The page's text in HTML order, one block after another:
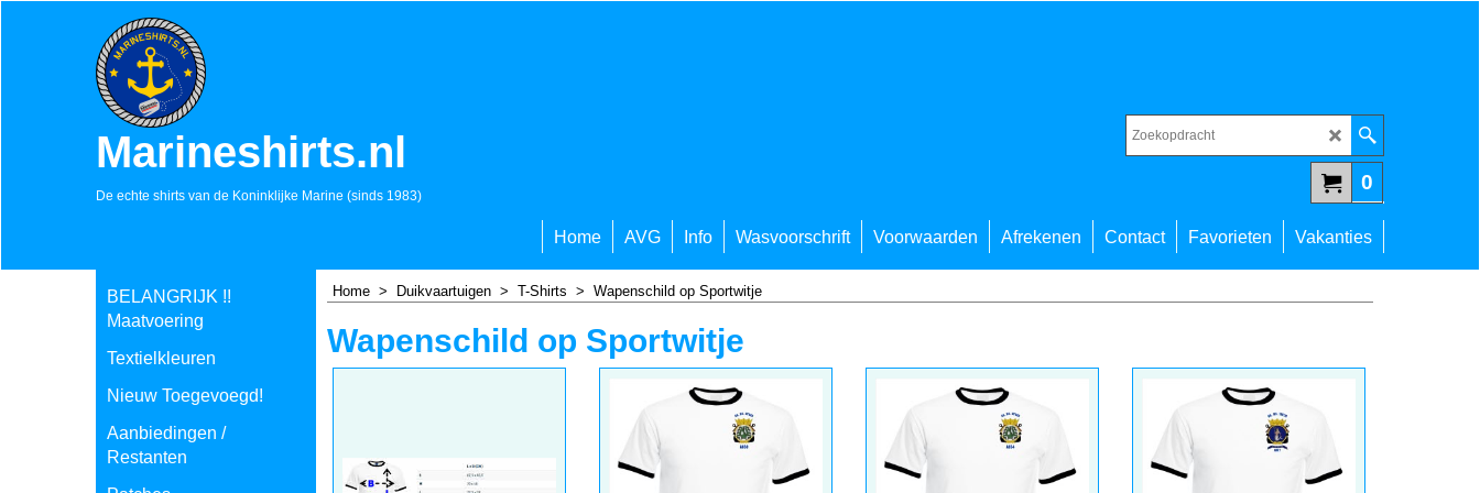
Marineshirts.nl
De echte shirts van de Koninklijke Marine (sinds 1983)
0
Home AVG Info Wasvoorschrift Voorwaarden Afrekenen Contact Favorieten Vakanties
BELANGRIJK !!
Maatvoering
Textielkleuren
Nieuw Toegevoegd!
Aanbiedingen /
Restanten
Home > Duikvaartuigen > T-Shirts > Wapenschild op Sportwitje
Wapenschild op Sportwitje